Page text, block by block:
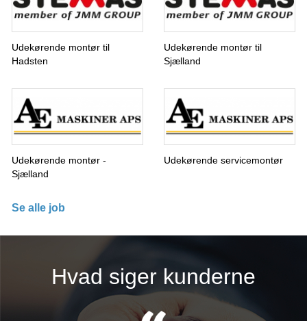
Udekørende montør til
Hadsten
Udekørende montør til
Sjælland
Udekørende montør -
Sjælland
Udekørende servicemontør
Se alle job
Hvad siger kunderne